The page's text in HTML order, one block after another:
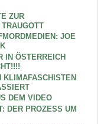
ZUR
JOE
IN ÖSTERREICH
KLIMAFASCHISTEN
DEM VIDEO
DER PROZESS UM